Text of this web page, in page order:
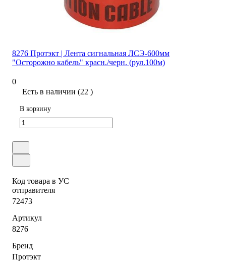
8276 Протэкт | Лента сигнальная ЛСЭ-600мм
"Осторожно кабель" красн./черн. (рул.100м)
0
Есть в наличии (22 )
В корзину
Код товара в УС
отправителя
72473
Артикул
8276
Бренд
Протэкт